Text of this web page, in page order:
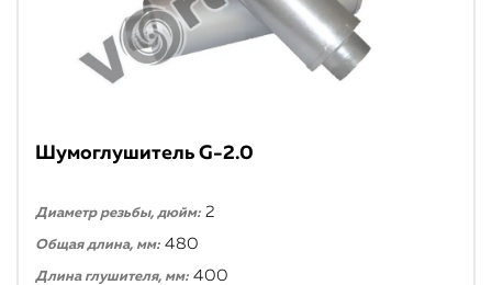
Шумоглушитель G-2.0
Диаметр резьбы, дюйм: 2
Общая длина, мм: 480
Длина глушителя, мм: 400